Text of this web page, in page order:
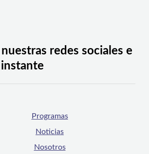
redes sociales e
Programas
Noticias
Nosotros